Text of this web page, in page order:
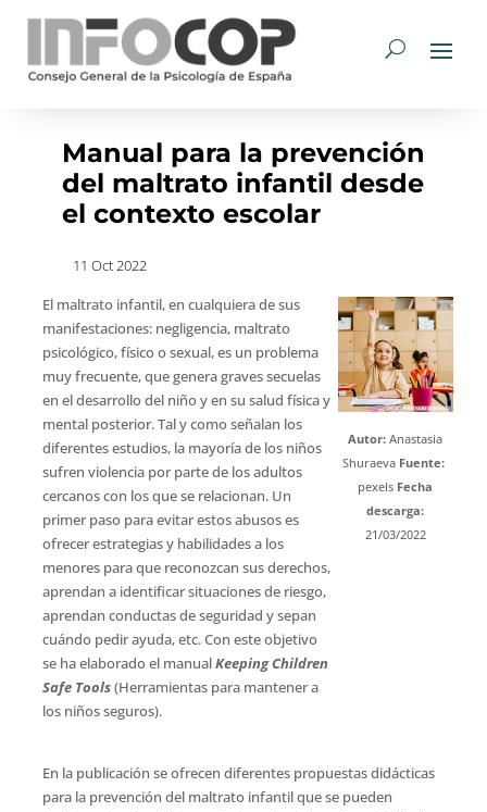
Manual para la prevención
del maltrato infantil desde
el contexto escolar
11 Oct 2022
El maltrato infantil, en cualquiera de sus
manifestaciones: negligencia, maltrato
psicológico, físico o sexual, es un problema
muy frecuente, que genera graves secuelas
en el desarrollo del niño y en su salud física y
mental posterior. Tal y como señalan los
diferentes estudios, la mayoría de los niños
sufren violencia por parte de los adultos
cercanos con los que se relacionan. Un
primer paso para evitar estos abusos es
ofrecer estrategias y habilidades a los
menores para que reconozcan sus derechos,
aprendan a identificar situaciones de riesgo,
aprendan conductas de seguridad y sepan
cuándo pedir ayuda, etc. Con este objetivo
se ha elaborado el manualKeeping Children
Safe Tools(Herramientas para mantener a
los niños seguros).
Autor: Anastasia
Shuraeva Fuente:
pexels Fecha
descarga:
21/03/2022
En la publicación se ofrecen diferentes propuestas didácticas
para la prevención del maltrato infantil que se pueden